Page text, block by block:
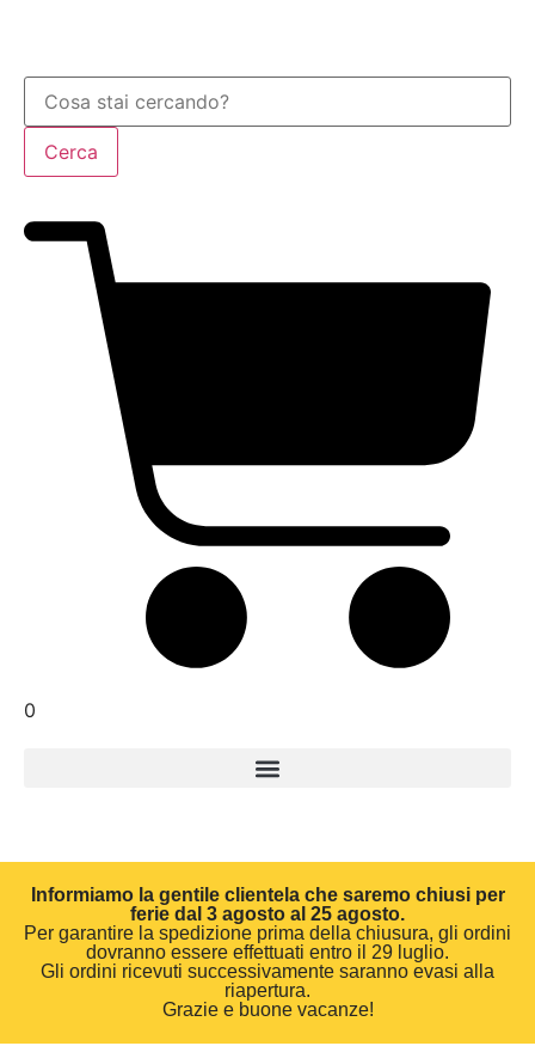
0
Informiamo la gentile clientela che saremo chiusi per
ferie dal 3 agosto al 25 agosto.
Per garantire la spedizione prima della chiusura, gli ordini
dovranno essere effettuati entro il 29 luglio.
Gli ordini ricevuti successivamente saranno evasi alla
riapertura.
Grazie e buone vacanze!